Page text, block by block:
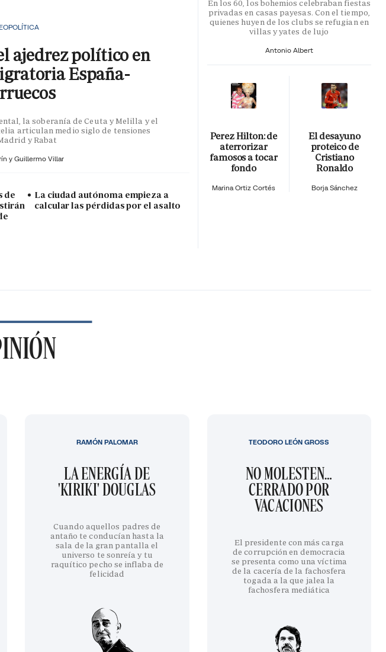
ajedrez político en
España-
la soberanía de Ceuta y Melilla y el
articulan medio siglo de tensiones
y Rabat
y Guillermo Villar
de
La ciudad autónoma empieza a
calcular las pérdidas por el asalto
En los 60, los bohemios celebraban fiestas
privadas en casas payesas. Con el tiempo,
quienes huyen de los clubs se refugian en
villas y yates de lujo
Antonio Albert
Perez Hilton: de
aterrorizar
famosos a tocar
fondo
Marina Ortiz Cortés
El desayuno
proteico de
Cristiano
Ronaldo
Borja Sánchez
LA ENERGÍA DE
'KIRIKI' DOUGLAS
Cuando aquellos padres de
antaño te conducían hasta la
sala de la gran pantalla el
universo te sonreía y tu
raquítico pecho se inflaba de
felicidad
RAMÓN PALOMAR
NO MOLESTEN…
CERRADO POR
VACACIONES
El presidente con más carga
de corrupción en democracia
se presenta como una víctima
de la cacería de la fachosfera
togada a la que jalea la
fachosfera mediática
TEODORO LEÓN GROSS